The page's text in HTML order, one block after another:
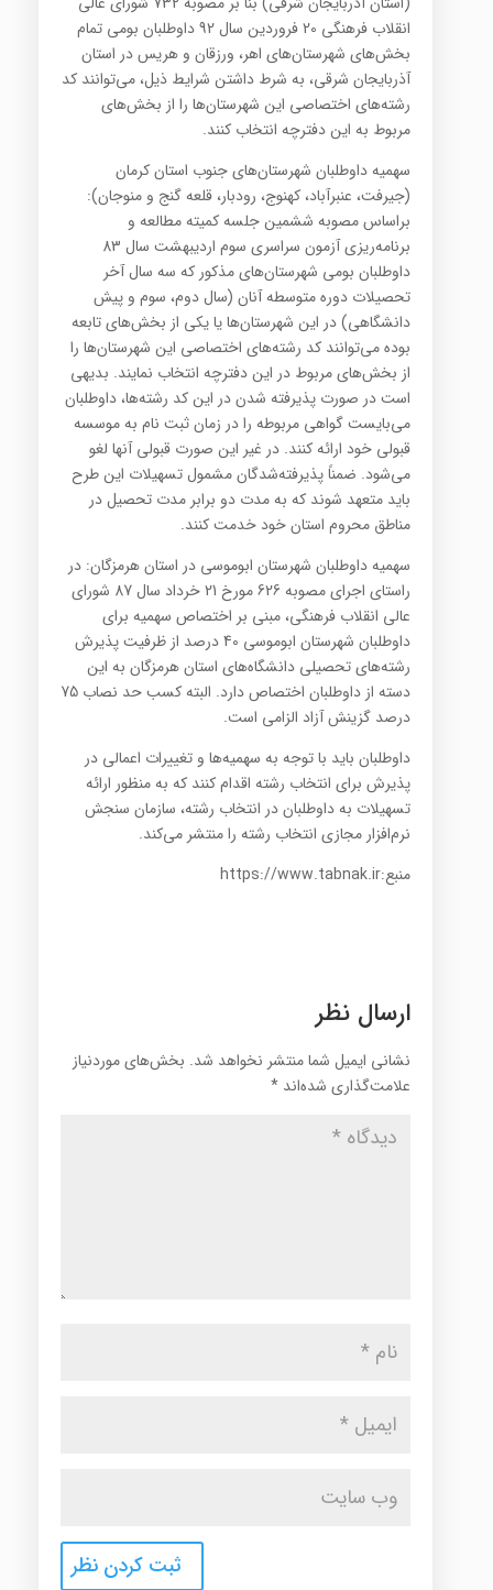
انقلاب فرهنگی 20 فروردین سال 92 داوطلبان بومی تمام
بخش‌های شهرستان‌های اهر، ورزقان و هریس در استان
آذربایجان شرقی، به شرط داشتن شرایط ذیل، می‌توانند کد
رشته‌های اختصاصی این شهرستان‌ها را از بخش‌های
مربوط به این دفترچه انتخاب کنند.
سهمیه داوطلبان شهرستان‌های جنوب استان کرمان
(جیرفت، عنبرآباد، کهنوج، رودبار، قلعه گنج و منوجان):
براساس مصوبه ششمین جلسه کمیته مطالعه و
برنامه‌ریزی آزمون سراسری سوم اردیبهشت سال 83
داوطلبان بومی شهرستان‌های مذکور که سه سال آخر
تحصیلات دوره متوسطه آنان (سال دوم، سوم و پیش
دانشگاهی) در این شهرستان‌ها یا یکی از بخش‌های تابعه
بوده می‌توانند کد رشته‌های اختصاصی این شهرستان‌ها را
از بخش‌های مربوط در این دفترچه انتخاب نمایند. بدیهی
است در صورت پذیرفته شدن در این کد رشته‌ها، داوطلبان
می‌بایست گواهی مربوطه را در زمان ثبت نام به موسسه
قبولی خود ارائه کنند. در غیر این صورت قبولی آنها لغو
می‌شود. ضمناً پذیرفته‌شدگان مشمول تسهیلات این طرح
باید متعهد شوند که به مدت دو برابر مدت تحصیل در
مناطق محروم استان خود خدمت کنند.
سهمیه داوطلبان شهرستان ابوموسی در استان هرمزگان: در
راستای اجرای مصوبه 626 مورخ 21 خرداد سال 87 شورای
عالی انقلاب فرهنگی، مبنی بر اختصاص سهمیه برای
داوطلبان شهرستان ابوموسی 40 درصد از ظرفیت پذیرش
رشته‌های تحصیلی دانشگاه‌های استان هرمزگان به این
دسته از داوطلبان اختصاص دارد. البته کسب حد نصاب 75
درصد گزینش آزاد الزامی است.
داوطلبان باید با توجه به سهمیه‌ها و تغییرات اعمالی در
پذیرش برای انتخاب رشته اقدام کنند که به منظور ارائه
تسهیلات به داوطلبان در انتخاب رشته، سازمان سنجش
نرم‌افزار مجازی انتخاب رشته را منتشر می‌کند.
منبع:https://www.tabnak.ir
ارسال نظر
نشانی ایمیل شما منتشر نخواهد شد. بخش‌های موردنیاز
علامت‌گذاری شده‌اند *